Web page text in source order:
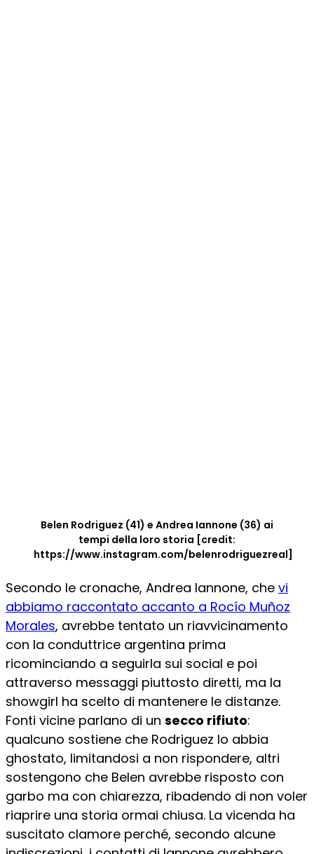
Belen Rodriguez (41) e Andrea Iannone (36) ai
tempi della loro storia [credit:
https://www.instagram.com/belenrodriguezreal]
Secondo le cronache, Andrea Iannone, che vi
abbiamo raccontato accanto a Rocío Muñoz
Morales, avrebbe tentato un riavvicinamento
con la conduttrice argentina prima
ricominciando a seguirla sui social e poi
attraverso messaggi piuttosto diretti, ma la
showgirl ha scelto di mantenere le distanze.
Fonti vicine parlano di un secco rifiuto:
qualcuno sostiene che Rodriguez lo abbia
ghostato, limitandosi a non rispondere, altri
sostengono che Belen avrebbe risposto con
garbo ma con chiarezza, ribadendo di non voler
riaprire una storia ormai chiusa. La vicenda ha
suscitato clamore perché, secondo alcune